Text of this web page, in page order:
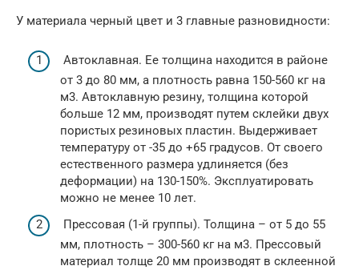
У материала черный цвет и 3 главные разновидности:
Автоклавная. Ее толщина находится в районе
от 3 до 80 мм, а плотность равна 150-560 кг на
м3. Автоклавную резину, толщина которой
больше 12 мм, производят путем склейки двух
пористых резиновых пластин. Выдерживает
температуру от -35 до +65 градусов. От своего
естественного размера удлиняется (без
деформации) на 130-150%. Эксплуатировать
можно не менее 10 лет.
Прессовая (1-й группы). Толщина – от 5 до 55
мм, плотность – 300-560 кг на м3. Прессовый
материал толще 20 мм производят в склеенной